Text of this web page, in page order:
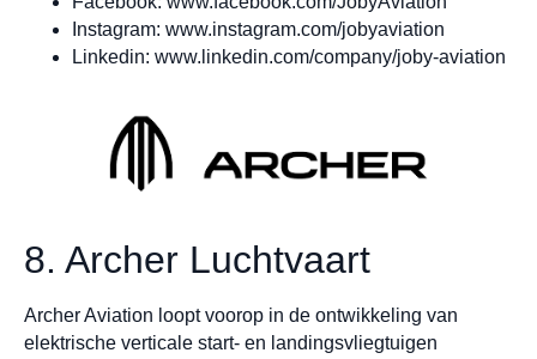
Instagram: www.instagram.com/jobyaviation
Linkedin: www.linkedin.com/company/joby-aviation
8. Archer Luchtvaart
Archer Aviation loopt voorop in de ontwikkeling van
elektrische verticale start- en landingsvliegtuigen